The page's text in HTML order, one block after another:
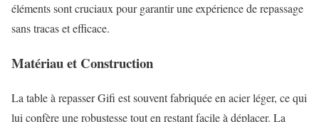
éléments sont cruciaux pour garantir une expérience de repassage
sans tracas et efficace.
Matériau et Construction
La table à repasser Gifi est souvent fabriquée en acier léger, ce qui
lui confère une robustesse tout en restant facile à déplacer. La